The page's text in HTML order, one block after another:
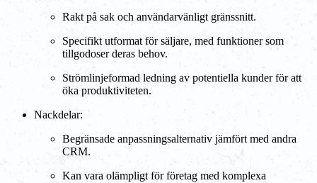
Rakt på sak och användarvänligt gränssnitt.
Specifikt utformat för säljare, med funktioner som
tillgodoser deras behov.
Strömlinjeformad ledning av potentiella kunder för att
öka produktiviteten.
Nackdelar:
Begränsade anpassningsalternativ jämfört med andra
CRM.
Kan vara olämpligt för företag med komplexa